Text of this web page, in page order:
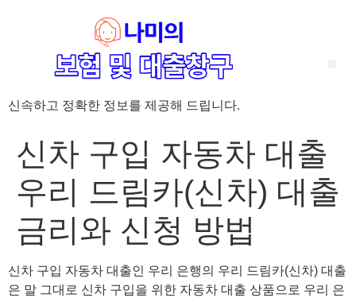
신속하고 정확한 정보를 제공해 드립니다.
신차 구입 자동차 대출
우리 드림카(신차) 대출
금리와 신청 방법
신차 구입 자동차 대출인 우리 은행의 우리 드림카(신차) 대출
은 말 그대로 신차 구입을 위한 자동차 대출 상품으로 우리 은